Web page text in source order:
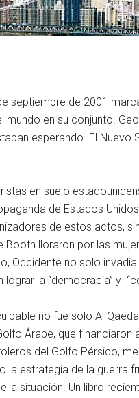
septiembre de 2001
mundo en su conjunto.
esperando. El
en suelo
de Estados
de estos actos,
Booth lloraron por las
Occidente no solo
la “democracia” y
no fue solo Al
Árabe, que financiaron
del Golfo Pérsico,
la estrategia de la guerra
situación. Un libro